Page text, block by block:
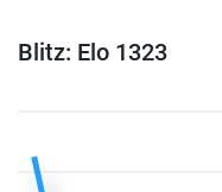
Blitz: Elo 1323